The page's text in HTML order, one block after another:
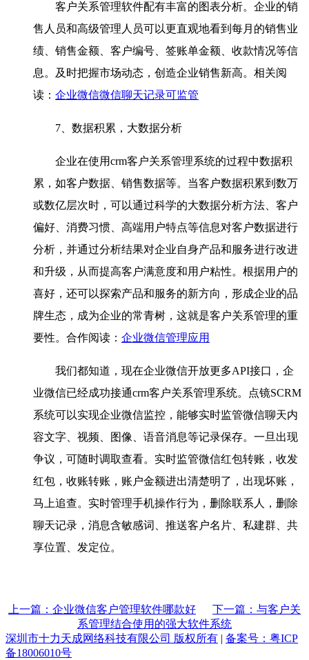
客户关系管理软件配有丰富的图表分析。企业的销
售人员和高级管理人员可以更直观地看到每月的销售业
绩、销售金额、客户编号、签账单金额、收款情况等信
息。及时把握市场动态，创造企业销售新高。相关阅
读： 企业微信微信聊天记录可监管
7、数据积累，大数据分析
企业在使用crm客户关系管理系统的过程中数据积
累，如客户数据、销售数据等。当客户数据积累到数万
或数亿层次时，可以通过科学的大数据分析方法、客户
偏好、消费习惯、高端用户特点等信息对客户数据进行
分析，并通过分析结果对企业自身产品和服务进行改进
和升级，从而提高客户满意度和用户粘性。根据用户的
喜好，还可以探索产品和服务的新方向，形成企业的品
牌生态，成为企业的常青树，这就是客户关系管理的重
要性。合作阅读： 企业微信管理应用
我们都知道，现在企业微信开放更多API接口，企
业微信已经成功接通crm客户关系管理系统。点镜SCRM
系统可以实现企业微信监控，能够实时监管微信聊天内
容文字、视频、图像、语音消息等记录保存。一旦出现
争议，可随时调取查看。实时监管微信红包转账，收发
红包，收账转账，账户金额进出清楚明了，出现坏账，
马上追查。实时管理手机操作行为，删除联系人，删除
聊天记录，消息含敏感词、推送客户名片、私建群、共
享位置、发定位。
上一篇：企业微信客户管理软件哪款好
下一篇：与客户关
系管理结合使用的强大软件系统
深圳市十力天成网络科技有限公司 版权所有 | 备案号：粤ICP
备18006010号